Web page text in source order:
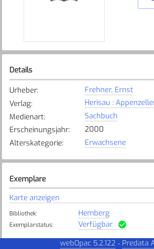
Details
Urheber:
Frehner, Ernst
Verlag:
Herisau :
Medienart:
Sachbuch
Erscheinungsjahr:
2000
Alterskategorie: Erwachsene
Exemplare
Karte anzeigen
Bibliothek: Hemberg
Exemplarstatus:
Verfügbar
webOpac 5.2.122 - Predata